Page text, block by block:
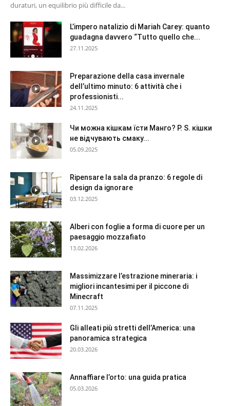
duraturi, un equilibrio più difficile da...
L’impero natalizio di Mariah Carey: quanto
guadagna davvero “Tutto quello che...
27.11.2025
Preparazione della casa invernale
dell’ultimo minuto: 6 attività che i
professionisti...
24.11.2025
Чи можна кішкам їсти Манго? P. S. кішки
не відчувають смаку...
05.09.2025
Ripensare la sala da pranzo: 6 regole di
design da ignorare
03.12.2025
Alberi con foglie a forma di cuore per un
paesaggio mozzafiato
13.02.2026
Massimizzare l’estrazione mineraria: i
migliori incantesimi per il piccone di
Minecraft
07.11.2025
Gli alleati più stretti dell’America: una
panoramica strategica
20.03.2026
Annaffiare l’orto: una guida pratica
05.03.2026